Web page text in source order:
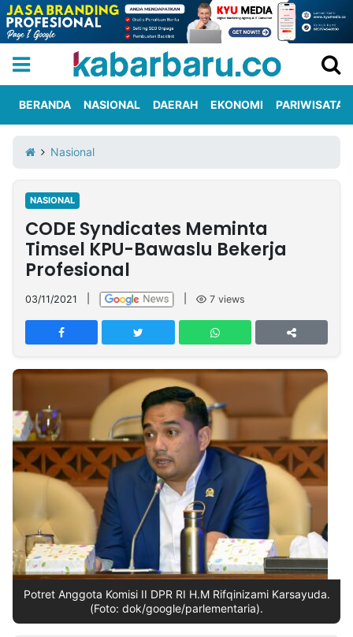
Iklan
Berita
Kami
Nasional
International
Olahraga
Entertainment
Daerah
Pariwisata
Kuliner
Kolom
Network
PT
TREETAN
INDONESIA
Partner
Insight
NTB
Suara
Time
Lens
IDN
Daily
Jogja
Jalan
Rakyat
Idealita
News
Kita
Notice
Dinamikapost.com
Radar
Baru
Seedbacklink
Follow
Kabarbaru
BERANDA NASIONAL DAERAH EKONOMI PARIWISATA
Nasional
NASIONAL
CODE Syndicates Meminta
Timsel KPU-Bawaslu Bekerja
Profesional
03/11/2021 7 views
Potret Anggota Komisi II DPR RI H.M Rifqinizami Karsayuda.
(Foto: dok/google/parlementaria).